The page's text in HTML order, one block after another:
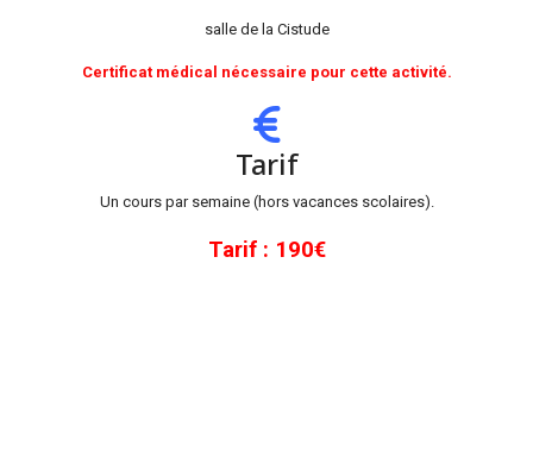
salle de la Cistude
Certificat médical nécessaire pour cette activité.
Tarif
Un cours par semaine (hors vacances scolaires).
Tarif : 190€